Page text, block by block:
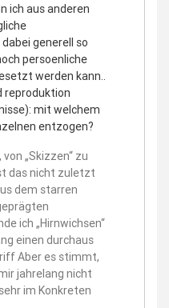
ich aus anderen
generell so
persoenliche
werden kann..
reproduktion
mit welchem
entzogen?
„Skizzen“ zu
das nicht zuletzt
dem starren
ich „Hirnwichsen“
einen durchaus
Aber es stimmt,
jahrelang nicht
im Konkreten